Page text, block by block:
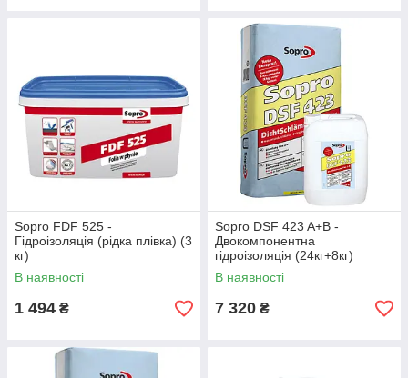
Sopro FDF 525 -
Гідроізоляція (рідка плівка) (3
кг)
В наявності
1 494 ₴
Sopro DSF 423 A+B -
Двокомпонентна
гідроізоляція (24кг+8кг)
В наявності
7 320 ₴